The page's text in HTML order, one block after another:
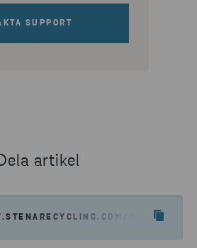
SUPPORT
artikel
SV/VART-